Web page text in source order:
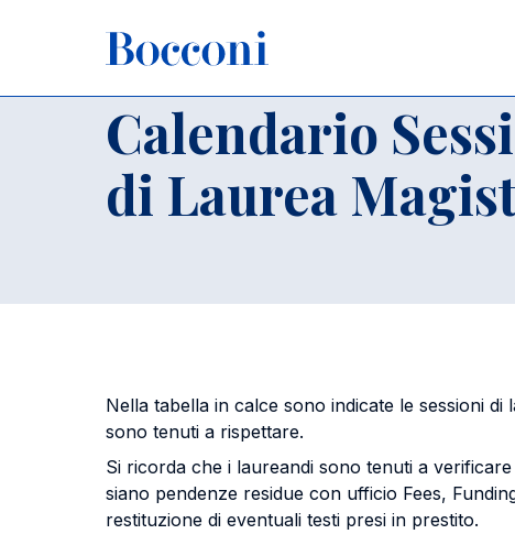
Briciole di pane
Home Per studenti iscritti
Calendario
di Laurea
Nella tabella in calce sono indicate le sessioni
sono tenuti a rispettare.
Si ricorda che i laureandi sono tenuti a
siano pendenze residue con ufficio Fees,
restituzione di eventuali testi presi in prestito.